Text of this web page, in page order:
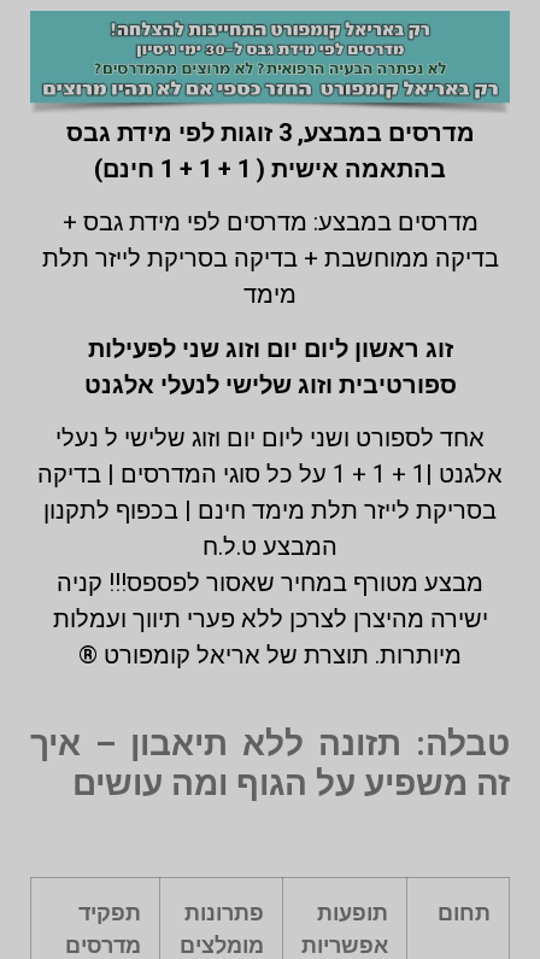
מדרסים במבצע,
3 זוגות לפי מידת גבס
בהתאמה אישית ( 1 + 1 + 1 חינם)
מדרסים במבצע: מדרסים לפי מידת גבס +
בדיקה ממוחשבת + בדיקה בסריקת לייזר תלת
מימד
זוג ראשון ליום יום וזוג שני לפעילות
ספורטיבית וזוג שלישי לנעלי אלגנט
אחד לספורט ושני ליום יום וזוג שלישי ל נעלי
אלגנט |1 + 1 + 1 על כל סוגי המדרסים | בדיקה
בסריקת לייזר תלת מימד חינם | בכפוף לתקנון
המבצע ט.ל.ח
מבצע מטורף במחיר שאסור לפספס!!! קניה
ישירה מהיצרן לצרכן ללא פערי תיווך ועמלות
מיותרות. תוצרת של אריאל קומפורט ®
טבלה: תזונה ללא תיאבון – איך
זה משפיע על הגוף ומה עושים
תחום
תופעות
אפשריות
פתרונות
מומלצים
תפקיד
מדרסים